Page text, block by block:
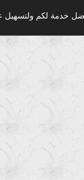
خدمة لكم ولتسهيل